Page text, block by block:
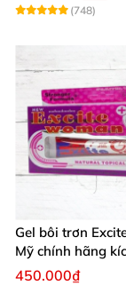
(748)
Gel bôi trơn
Mỹ chính hãng
khoái cảm nữ
450.000₫